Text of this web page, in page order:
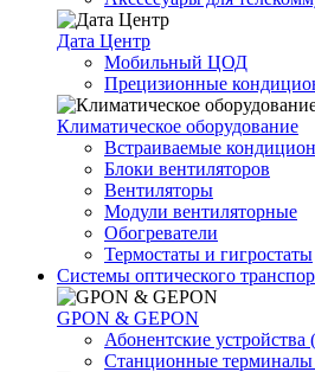
Дата Центр
Мобильный ЦОД
Прецизионные
Климатичeское оборудование
Встраиваемые
Блоки вентиляторов
Вентиляторы
Модули вентиляторные
Обогреватели
Термостаты и гигростаты
Системы оптического
GPON & GEPON
Абонентские
Станционные